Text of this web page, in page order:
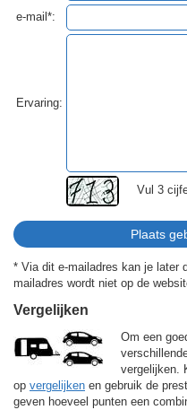
e-mail*:
Ervaring:
Vul 3
* Via dit e-mailadres kan je later
mailadres wordt niet op de
Vergelijken
Om een
vergelijken.
op vergelijken en gebruik de
geven hoeveel punten een